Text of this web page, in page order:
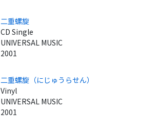
二重螺旋
CD Single
UNIVERSAL MUSIC
2001
二重螺旋（にじゅうらせん）
Vinyl
UNIVERSAL MUSIC
2001